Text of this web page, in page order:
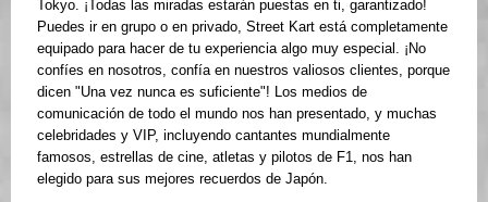
Tokyo. ¡Todas las miradas estarán puestas en ti, garantizado!
Puedes ir en grupo o en privado, Street Kart está completamente
equipado para hacer de tu experiencia algo muy especial. ¡No
confíes en nosotros, confía en nuestros valiosos clientes, porque
dicen "Una vez nunca es suficiente"! Los medios de
comunicación de todo el mundo nos han presentado, y muchas
celebridades y VIP, incluyendo cantantes mundialmente
famosos, estrellas de cine, atletas y pilotos de F1, nos han
elegido para sus mejores recuerdos de Japón.